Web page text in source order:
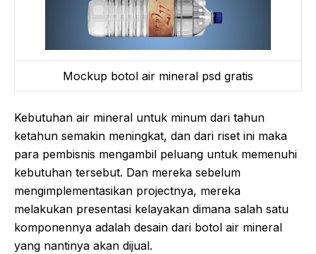
Mockup botol air mineral psd gratis
Kebutuhan air mineral untuk minum dari tahun
ketahun semakin meningkat, dan dari riset ini maka
para pembisnis mengambil peluang untuk memenuhi
kebutuhan tersebut. Dan mereka sebelum
mengimplementasikan projectnya, mereka
melakukan presentasi kelayakan dimana salah satu
komponennya adalah desain dari botol air mineral
yang nantinya akan dijual.